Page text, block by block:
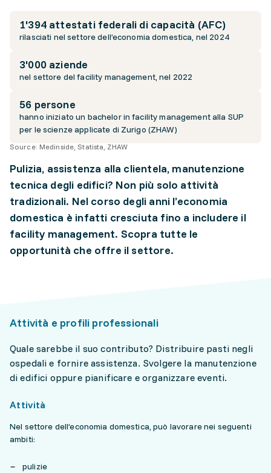
1'394 attestati federali di capacità (AFC)
rilasciati nel settore dell’economia domestica, nel 2024
3'000 aziende
nel settore del facility management, nel 2022
56 persone
hanno iniziato un bachelor in facility management alla SUP
per le scienze applicate di Zurigo (ZHAW)
Source: Medinside, Statista, ZHAW
Pulizia, assistenza alla clientela, manutenzione
tecnica degli edifici? Non più solo attività
tradizionali. Nel corso degli anni l’economia
domestica è infatti cresciuta fino a includere il
facility management. Scopra tutte le
opportunità che offre il settore.
Attività e profili professionali
Quale sarebbe il suo contributo? Distribuire pasti negli
ospedali e fornire assistenza. Svolgere la manutenzione
di edifici oppure pianificare e organizzare eventi.
Attività
Nel settore dell’economia domestica, può lavorare nei seguenti
ambiti:
pulizie